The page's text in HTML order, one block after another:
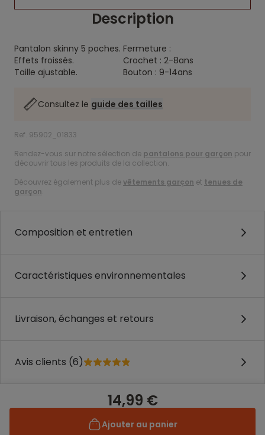
Description
Pantalon skinny 5 poches.
Effets froissés.
Taille ajustable.
Fermeture :
Crochet : 2-8ans
Bouton : 9-14ans
Consultez le guide des tailles
Ref. 95902_01833
Rendez-vous sur notre sélection de pantalons pour garçon pour
découvrir tous les produits de la collection.
Découvrez également plus devêtements garçon et tenues de
garçon.
Composition et entretien
Caractéristiques environnementales
Livraison, échanges et retours
Avis clients (6)
14,99 €
Ajouter au panier